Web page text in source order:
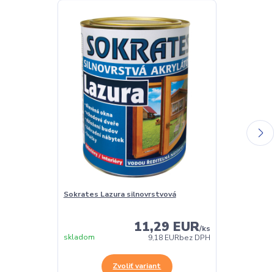
Sokrates Lazura silnovrstvová
11,29 EUR/ks
9,18 EURbez DPH
skladom
Zvoliť variant